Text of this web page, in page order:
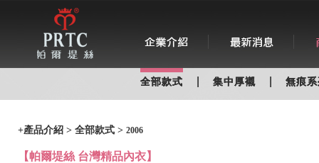
全部款式 集中厚襯 無痕
+產品介紹 > 全部款式 > 2006
【帕爾堤絲 台灣精品內衣】